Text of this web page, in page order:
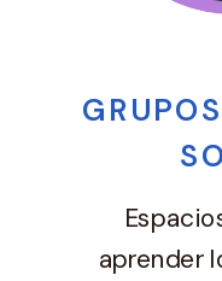
aprender